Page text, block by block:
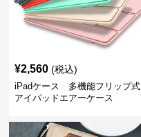
¥2,560 (税込)
iPadケース 多機能フリップ式
アイパッドエアーケース